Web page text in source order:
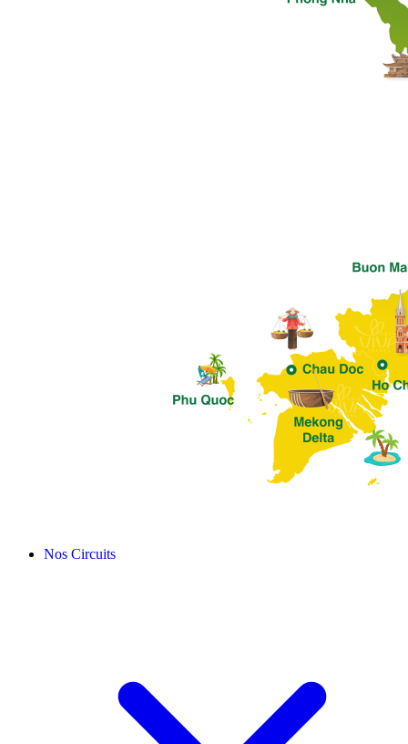
Nos Circuits